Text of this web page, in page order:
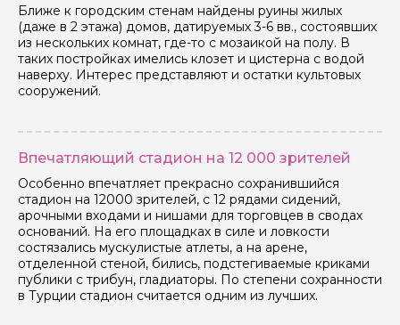
Ближе к городским стенам найдены руины жилых
(даже в 2 этажа) домов, датируемых 3-6 вв., состоявших
из нескольких комнат, где-то с мозаикой на полу. В
таких постройках имелись клозет и цистерна с водой
наверху. Интерес представляют и остатки культовых
сооружений.
Впечатляющий стадион на 12 000 зрителей
Особенно впечатляет прекрасно сохранившийся
стадион на 12000 зрителей, с 12 рядами сидений,
арочными входами и нишами для торговцев в сводах
оснований. На его площадках в силе и ловкости
состязались мускулистые атлеты, а на арене,
отделенной стеной, бились, подстегиваемые криками
публики с трибун, гладиаторы. По степени сохранности
в Турции стадион считается одним из лучших.